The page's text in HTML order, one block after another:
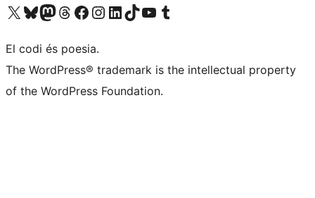
Visiteu el nostre compte X (abans Twitter)
Visiteu el nostre compte de Bluesky
Visiteu el nostre compte al Mastodon
Visiteu el nostre compte de Threads
Visiteu la nostra pàgina al Facebook
Visiteu el nostre compte d'Instagram
Visiteu el nostre compte de LinkedIn
Visiteu el nostre compte de TikTok
Visiteu el nostre canal al YouTube
Visiteu el nostre compte de Tumblr
El codi és poesia.
The WordPress® trademark is the intellectual property
of the WordPress Foundation.